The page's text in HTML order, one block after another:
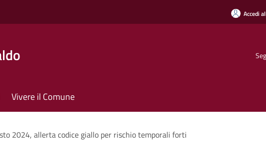
Accedi
Vivere il Comune
2024, allerta codice giallo per rischio temporali forti